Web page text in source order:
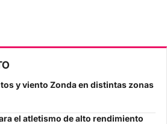
y viento Zonda en distintas zonas
el atletismo de alto rendimiento